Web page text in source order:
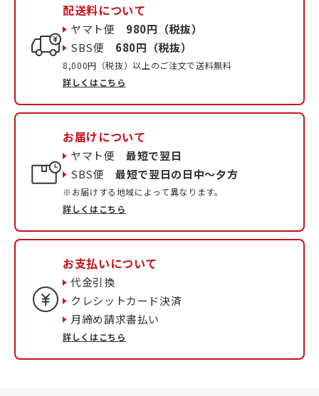
配送料について
ヤマト便 980円（税抜）
SBS便 680円（税抜）
8,000円（税抜）以上のご注文で送料無料
詳しくはこちら
お届けについて
ヤマト便最短で翌日
SBS便最短で翌日の日中〜夕方
※お届けする地域によって異なります。
詳しくはこちら
お支払いについて
代金引換
クレシットカード決済
月締め請求書払い
詳しくはこちら